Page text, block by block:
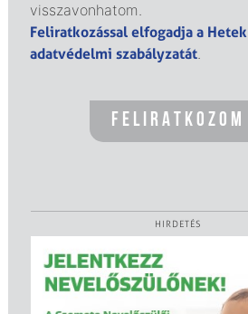
visszavonhatom.
Feliratkozással elfogadja a Hetek
adatvédelmi szabályzatát.
HIRDETÉS